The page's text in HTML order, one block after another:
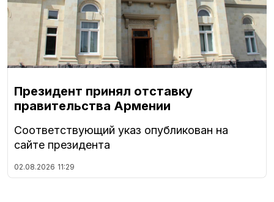
Президент принял отставку
правительства Армении
Соответствующий указ опубликован на
сайте президента
02.08.2026 11:29